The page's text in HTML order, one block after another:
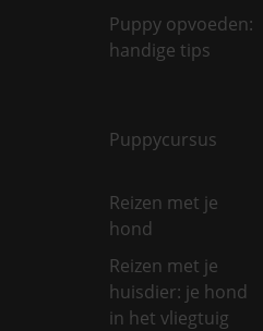
Puppy opvoeden:
handige tips
Puppycursus
Reizen met je
hond
Reizen met je
huisdier: je hond
in het vliegtuig